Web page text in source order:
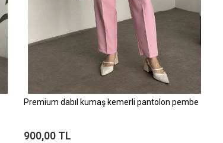
Premium dabıl kumaş kemerli pantolon pembe
900,00 TL